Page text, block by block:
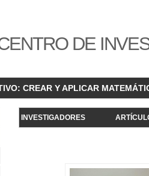
DE
CREAR Y APLICAR
INVESTIGADORES